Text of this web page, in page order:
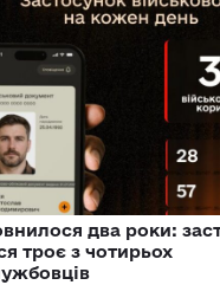
два роки:
троє з чотирьох